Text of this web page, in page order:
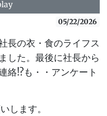
05/22/2026
長の衣・食のライフス
した。最後に社長から
絡!?も・・アンケート
します。